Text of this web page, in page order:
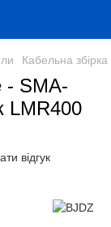
Кабельна
- SMA-
LMR400
відгук